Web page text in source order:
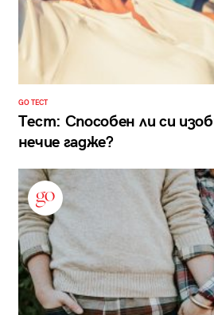
GO ТЕСТ
Тест: Способен ли си
нечие гадже?